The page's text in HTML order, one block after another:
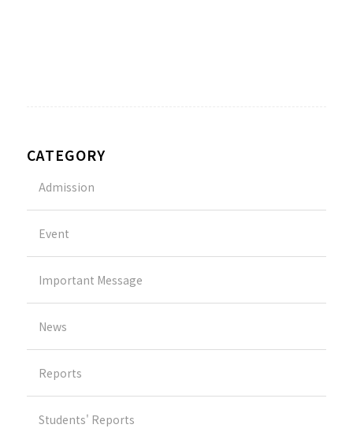
CATEGORY
Admission
Event
Important Message
News
Reports
Students' Reports